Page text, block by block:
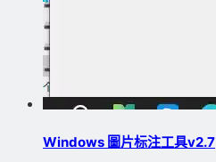
Windows 圖片标注工具v2.7